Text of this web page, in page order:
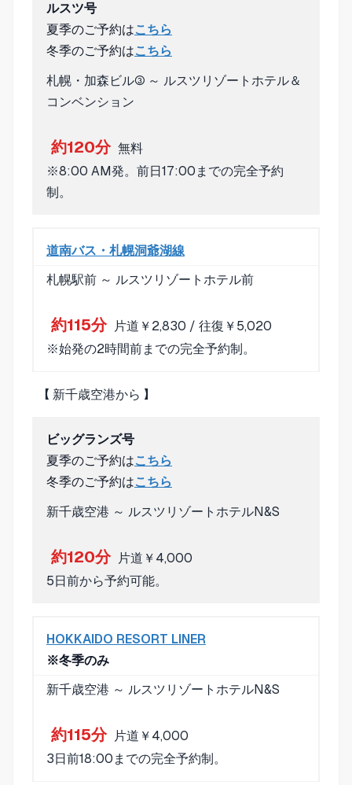
ルスツ号
夏季のご予約はこちら
冬季のご予約はこちら
札幌・加森ビル③ ～ ルスツリゾートホテル＆
コンベンション
約120分 無料
※8:00 AM発。前日17:00までの完全予約
制。
道南バス・札幌洞爺湖線
札幌駅前 ～ ルスツリゾートホテル前
約115分 片道￥2,830 / 往復￥5,020
※始発の2時間前までの完全予約制。
【 新千歳空港から 】
ビッグランズ号
夏季のご予約はこちら
冬季のご予約はこちら
新千歳空港 ～ ルスツリゾートホテルN&S
約120分 片道￥4,000
5日前から予約可能。
HOKKAIDO RESORT LINER
※冬季のみ
新千歳空港 ～ ルスツリゾートホテルN&S
約115分 片道￥4,000
3日前18:00までの完全予約制。